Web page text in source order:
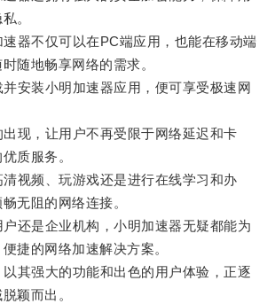
。
不仅可以在PC端应用，也能在移动端
随地畅享网络的需求。
装小明加速器应用，便可享受极速网
，让用户不再受限于网络延迟和卡
质服务。
频、玩游戏还是进行在线学习和办
无阻的网络连接。
是企业机构，小明加速器无疑都能为
捷的网络加速解决方案。
强大的功能和出色的用户体验，正逐
颖而出。